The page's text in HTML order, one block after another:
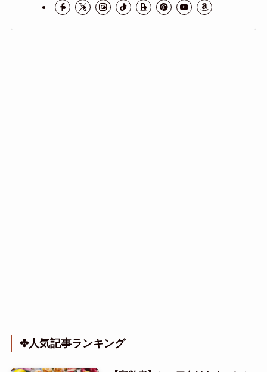
✤人気記事ランキング